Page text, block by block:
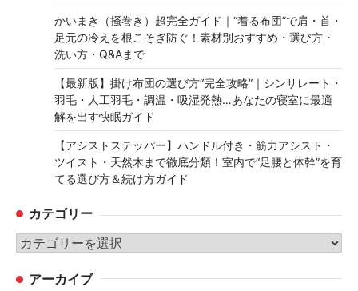
かいまき（掻巻き）超完全ガイド｜“着る布団”で肩・首・
足元の冷えを根こそぎ防ぐ！素材別おすすめ・選び方・
洗い方・Q&Aまで
【最新版】掛け布団の選び方“完全攻略”｜シンサレート・
羽毛・人工羽毛・調温・吸湿発熱…あなたの寝室に最適
解を出す快眠ガイド
【アシストステッパー】ハンドル付き・筋力アシスト・
ツイスト・天然木まで徹底分類！室内で“足腰と体幹”を育
てる選び方＆続け方ガイド
カテゴリー
カ
ゴ アーカイブ